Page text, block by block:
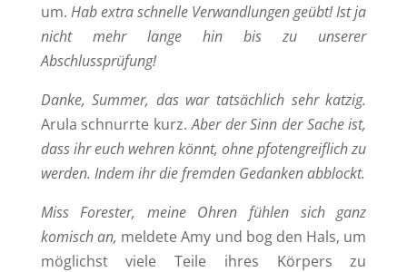
um. Hab extra schnelle Verwandlungen geübt! Ist ja
nicht mehr lange hin bis zu unserer
Abschlussprüfung!
Danke, Summer, das war tatsächlich sehr katzig.
Arula schnurrte kurz.Aber der Sinn der Sache ist,
dass ihr euch wehren könnt, ohne pfotengreiflich zu
werden. Indem ihr die fremden Gedanken abblockt.
Miss Forester, meine Ohren fühlen sich ganz
komisch an, meldete Amy und bog den Hals, um
möglichst viele Teile ihres Körpers zu